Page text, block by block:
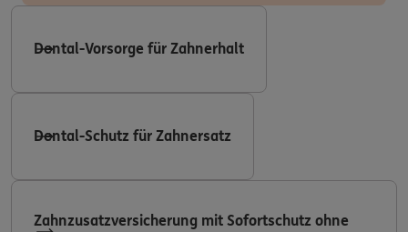
Dental-Vorsorge für Zahnerhalt
Dental-Schutz für Zahnersatz
Zahnzusatzversicherung mit Sofortschutz ohne